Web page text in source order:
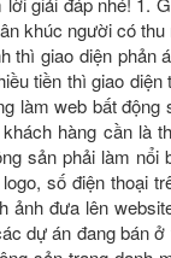
khúc người có
thì giao diện phản
tiền thì giao
làm web bất
hàng cần là
sản phải làm
số điện thoại
ảnh đưa lên
dự án đang bán